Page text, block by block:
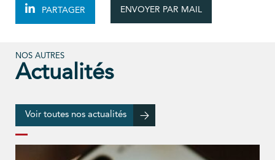
PARTAGER ENVOYER PAR MAIL
NOS AUTRES
Actualités
Voir toutes nos actualités